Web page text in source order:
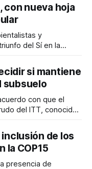
con nueva hoja
del Sí en la
de las actividades
de
si mantiene
subsuelo
del ITT, conocido
que
que
sufragarán el domingo 20 de agosto de 2023. El Bloque
de los
la COP15